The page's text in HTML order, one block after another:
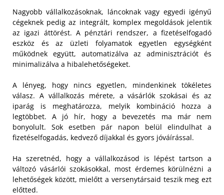
Nagyobb vállalkozásoknak, láncoknak vagy egyedi igényű
cégeknek pedig az integrált, komplex megoldások jelentik
az igazi áttörést. A pénztári rendszer, a fizetéselfogadó
eszköz és az üzleti folyamatok egyetlen egységként
működnek együtt, automatizálva az adminisztrációt és
minimalizálva a hibalehetőségeket.
A lényeg, hogy nincs egyetlen, mindenkinek tökéletes
válasz. A vállalkozás mérete, a vásárlók szokásai és az
iparág is meghatározza, melyik kombináció hozza a
legtöbbet. A jó hír, hogy a bevezetés ma már nem
bonyolult. Sok esetben pár napon belül elindulhat a
fizetéselfogadás, kedvező díjakkal és gyors jóváírással.
Ha szeretnéd, hogy a vállalkozásod is lépést tartson a
változó vásárlói szokásokkal, most érdemes körülnézni a
lehetőségek között, mielőtt a versenytársaid teszik meg ezt
előtted.